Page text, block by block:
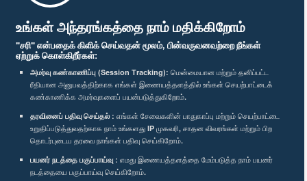
உங்கள் அந்தரங்கத்தை நாம் மதிக்கிறோம்
"சரி" என்பதைக் கிளிக் செய்வதன் மூலம், பின்வருவனவற்றை நீங்கள்
ஏற்றுக் கொள்கிறீர்கள்:
அமர்வு கண்காணிப்பு (Session Tracking): மென்மையான மற்றும் தனிப்பட்ட
ரீதியான அனுபவத்திற்காக எங்கள் இணையத்தளத்தில் உங்கள் செயற்பாட்டைக்
கண்காணிக்க அமர்வுகளைப் பயன்படுத்துகிறோம்.
தரவினைப் பதிவு செய்தல் : எங்கள் சேவைகளின் பாதுகாப்பு மற்றும் செயற்பாட்டை
உறுதிப்படுத்துவதற்காக நாம் உங்களது IP முகவரி, சாதன விவரங்கள் மற்றும் பிற
தொடர்புடைய தரவை நாங்கள் பதிவு செய்கிறோம்.
பயனர் நடத்தை பகுப்பாய்வு : எமது இணையத்தளத்தை மேம்படுத்த நாம் பயனர்
நடத்தையை பகுப்பாய்வு செய்கிறோம்.
பாராளுமன்ற கையடக்க செயலி
எம்மை பின்தொடர்க :
விருதுகள்
தனியுரிமைக் கொள்கை